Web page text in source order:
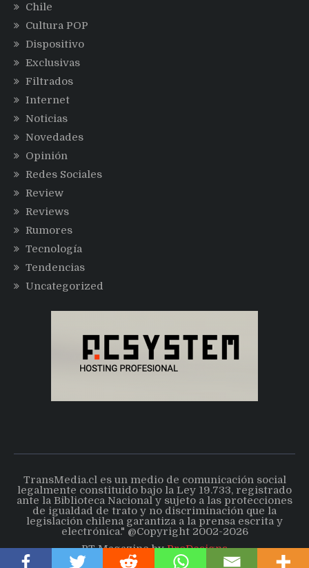
Chile
Cultura POP
Dispositivo
Exclusivas
Filtrados
Internet
Noticias
Novedades
Opinión
Redes Sociales
Review
Reviews
Rumores
Tecnología
Tendencias
Uncategorized
TransMedia.cl es un medio de comunicación social
legalmente constituido bajo la Ley 19.733, registrado
ante la Biblioteca Nacional y sujeto a las protecciones
de igualdad de trato y no discriminación que la
legislación chilena garantiza a la prensa escrita y
electrónica." @Copyright 2002-2026
PT Magazine byProDesigns